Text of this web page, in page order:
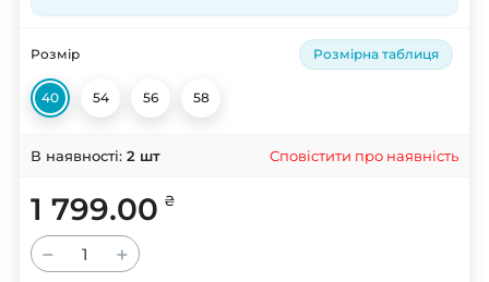
Розмір Розмірна таблиця
40 54 56 58
В наявності: 2 шт Сповістити про наявність
1 799.00 ₴
− +